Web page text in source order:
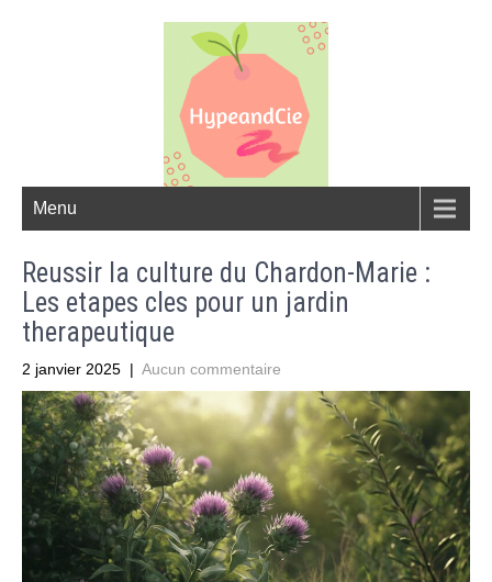
Menu
Reussir la culture du Chardon-Marie :
Les etapes cles pour un jardin
therapeutique
2 janvier 2025 | Aucun commentaire